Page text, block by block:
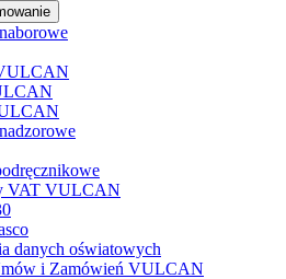
VAT VULCAN
danych oświatowych
i Zamówień VULCAN